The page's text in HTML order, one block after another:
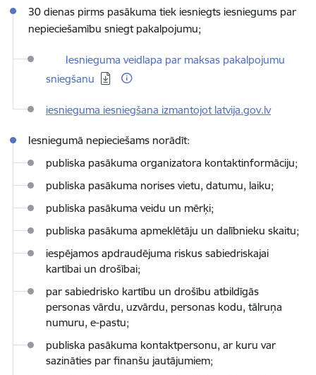
30 dienas pirms pasākuma tiek iesniegts iesniegums par
nepieciešamību sniegt pakalpojumu;
Lejupielādēt:
Iesnieguma veidlapa par maksas pakalpojumu
sniegšanu
iesnieguma iesniegšana izmantojot latvija.gov.lv
Iesniegumā nepieciešams norādīt:
publiska pasākuma organizatora kontaktinformāciju;
publiska pasākuma norises vietu, datumu, laiku;
publiska pasākuma veidu un mērķi;
publiska pasākuma apmeklētāju un dalībnieku skaitu;
iespējamos apdraudējuma riskus sabiedriskajai
kartībai un drošībai;
par sabiedrisko kartību un drošību atbildīgās
personas vārdu, uzvārdu, personas kodu, tālruņa
numuru, e-pastu;
publiska pasākuma kontaktpersonu, ar kuru var
sazināties par finanšu jautājumiem;